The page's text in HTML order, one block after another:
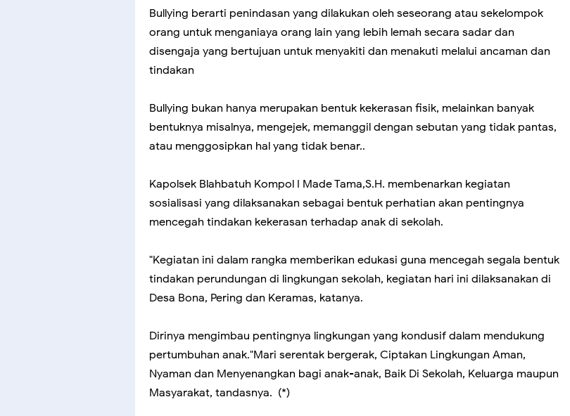
Bullying berarti penindasan yang dilakukan oleh seseorang atau sekelompok
orang untuk menganiaya orang lain yang lebih lemah secara sadar dan
disengaja yang bertujuan untuk menyakiti dan menakuti melalui ancaman dan
tindakan
Bullying bukan hanya merupakan bentuk kekerasan fisik, melainkan banyak
bentuknya misalnya, mengejek, memanggil dengan sebutan yang tidak pantas,
atau menggosipkan hal yang tidak benar..
Kapolsek Blahbatuh Kompol I Made Tama,S.H. membenarkan kegiatan
sosialisasi yang dilaksanakan sebagai bentuk perhatian akan pentingnya
mencegah tindakan kekerasan terhadap anak di sekolah.
"Kegiatan ini dalam rangka memberikan edukasi guna mencegah segala bentuk
tindakan perundungan di lingkungan sekolah, kegiatan hari ini dilaksanakan di
Desa Bona, Pering dan Keramas, katanya.
Dirinya mengimbau pentingnya lingkungan yang kondusif dalam mendukung
pertumbuhan anak."Mari serentak bergerak, Ciptakan Lingkungan Aman,
Nyaman dan Menyenangkan bagi anak-anak, Baik Di Sekolah, Keluarga maupun
Masyarakat, tandasnya. (*)